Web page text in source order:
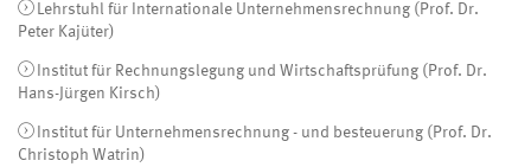
Lehrstuhl für Internationale Unternehmensrechnung (Prof. Dr.
Peter Kajüter)
Institut für Rechnungslegung und Wirtschaftsprüfung (Prof. Dr.
Hans-Jürgen Kirsch)
Institut für Unternehmensrechnung - und besteuerung (Prof. Dr.
Christoph Watrin)